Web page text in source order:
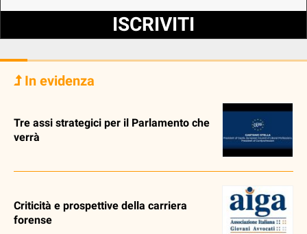
ISCRIVITI
In evidenza
Tre assi strategici per il Parlamento che
verrà
Criticità e prospettive della carriera
forense